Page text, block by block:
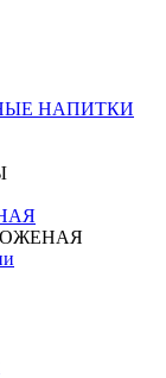
НАПИТКИ